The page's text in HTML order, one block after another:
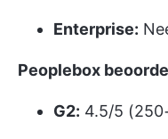
Enterprise:
Peoplebox
G2: 4.5/5